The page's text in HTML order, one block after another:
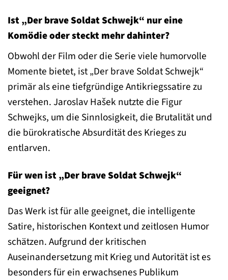
Ist „Der brave Soldat Schwejk“ nur eine
Komödie oder steckt mehr dahinter?
Obwohl der Film oder die Serie viele humorvolle
Momente bietet, ist „Der brave Soldat Schwejk“
primär als eine tiefgründige Antikriegssatire zu
verstehen. Jaroslav Hašek nutzte die Figur
Schwejks, um die Sinnlosigkeit, die Brutalität und
die bürokratische Absurdität des Krieges zu
entlarven.
Für wen ist „Der brave Soldat Schwejk“
geeignet?
Das Werk ist für alle geeignet, die intelligente
Satire, historischen Kontext und zeitlosen Humor
schätzen. Aufgrund der kritischen
Auseinandersetzung mit Krieg und Autorität ist es
besonders für ein erwachsenes Publikum